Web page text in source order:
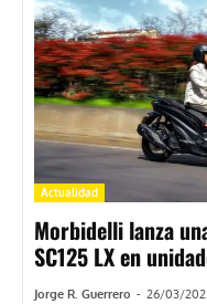
Actualidad
Morbidelli lanza
SC125 LX en
Jorge R. Guerrero - 26/03/